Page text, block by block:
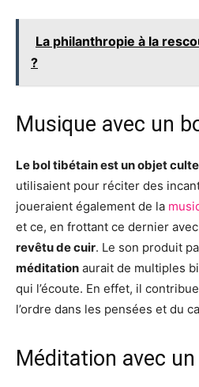
La philanthropie à la
?
Musique avec un
Le bol tibétain est un objet culte
utilisaient pour réciter des
joueraient également de la
et ce, en frottant ce dernier avec
revêtu de cuir. Le son produit
méditation aurait de multiples
qui l’écoute. En effet, il
l’ordre dans les pensées et du
Méditation avec